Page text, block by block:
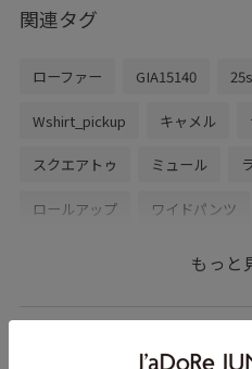
関連タグ
ローファー GIA15140
Wshirt_pickup キャメル
スクエアトゥ ミュール
ロールアップ ワイドパンツ
もっと
ゆうかのその他のスタイ